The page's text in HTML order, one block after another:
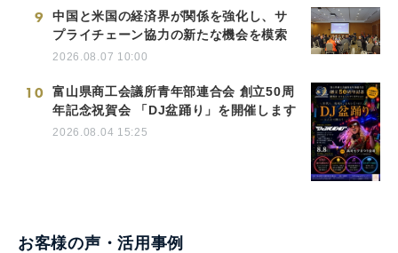
9
中国と米国の経済界が関係を強化し、サ
プライチェーン協力の新たな機会を模索
2026.08.07 10:00
10
富山県商工会議所青年部連合会 創立50周
年記念祝賀会 「DJ盆踊り」を開催します
2026.08.04 15:25
お客様の声・活用事例